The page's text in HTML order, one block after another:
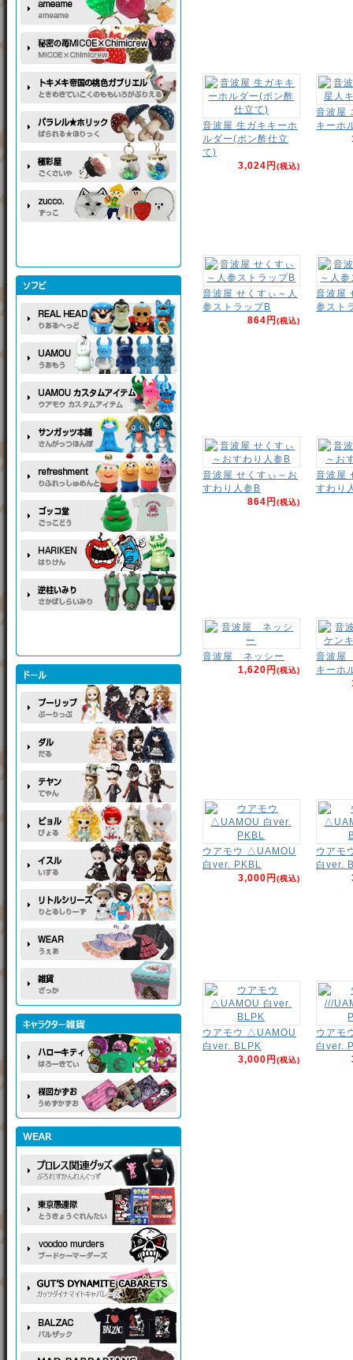
音波屋 生ガキキーホ
ルダー(ポン酢仕立
て)
3,024円(税込)
音波屋
キーホ
音波屋 せくすぃ～人
参ストラップB
864円(税込)
音波屋
参スト
音波屋 せくすぃ～お
すわり人参B
864円(税込)
音波屋
すわり
音波屋 ネッシー
1,620円(税込)
音波
キーホ
ウアモウ △UAMOU
白ver. PKBL
3,000円(税込)
ウアモ
白ver.
ウアモウ △UAMOU
白ver. BLPK
3,000円(税込)
ウアモ
白ver.